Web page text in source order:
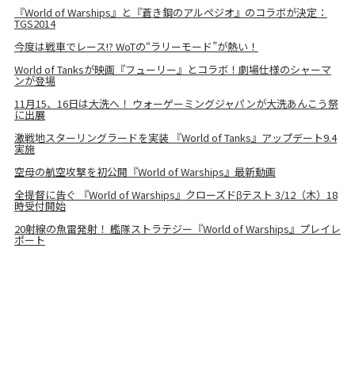
『World of Warships』と『蒼き鋼のアルペジオ』のコラボが決定：
TGS2014
今度は戦車でレース!? WoTの“ラリーモード”が熱い！
World of Tanksが映画『フューリー』とコラボ！劇場仕様のシャーマ
ンが登場
11月15、16日は大洗へ！ ウォーゲーミングジャパンが大洗あんこう祭
に出展
激戦地スターリングラードを実装 『World of Tanks』アップデート9.4
実施
空母の航空攻撃を初公開『World of Warships』最新動画
全提督に告ぐ 『World of Warships』クローズドβテスト 3/12（木）18
時受付開始
20射線の魚雷発射！ 艦隊ストラテジー『World of Warships』プレイレ
ポート